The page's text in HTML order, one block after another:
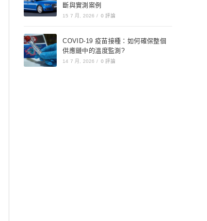
斷與實測案例
15 7 月, 2026 / 0 評論
COVID-19 疫苗接種：如何確保整個
供應鏈中的溫度監測?
14 7 月, 2026 / 0 評論